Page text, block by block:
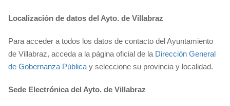
Localización de datos del Ayto. de Villabraz
Para acceder a todos los datos de contacto del Ayuntamiento
de Villabraz, acceda a la página oficial de la Dirección General
de Gobernanza Pública y seleccione su provincia y localidad.
Sede Electrónica del Ayto. de Villabraz